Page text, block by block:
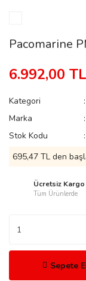
Pacomarine
6.992,00 TL
Kategori
Marka
Stok Kodu
695,47 TL den
Ücretsiz Kargo
Tüm Ürünlerde
Sepete